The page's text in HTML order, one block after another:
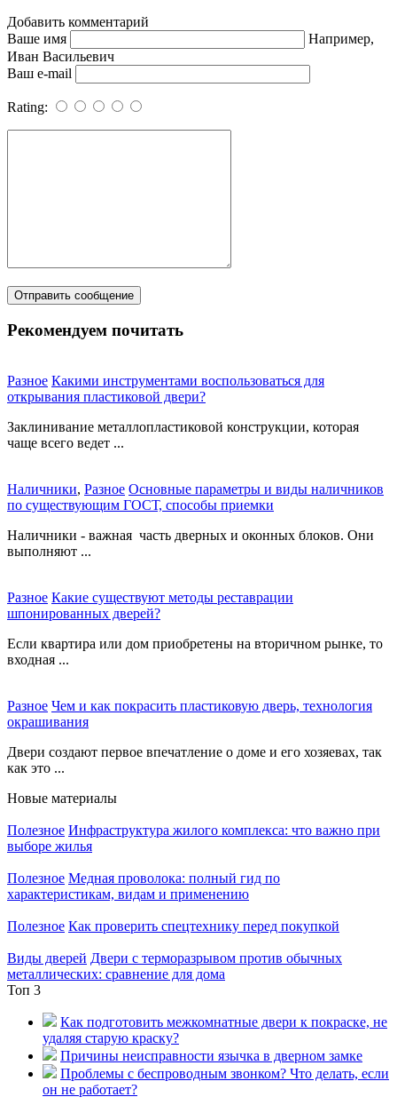
Добавить комментарий
Ваше имя
Например,
Иван Васильевич
Ваш e-mail
Rating:
Рекомендуем почитать
Разное Какими инструментами воспользоваться для
открывания пластиковой двери?
Заклинивание металлопластиковой конструкции, которая
чаще всего ведет ...
Наличники, Разное Основные параметры и виды наличников
по существующим ГОСТ, способы приемки
Наличники - важная часть дверных и оконных блоков. Они
выполняют ...
Разное Какие существуют методы реставрации
шпонированных дверей?
Если квартира или дом приобретены на вторичном рынке, то
входная ...
Разное Чем и как покрасить пластиковую дверь, технология
окрашивания
Двери создают первое впечатление о доме и его хозяевах, так
как это ...
Новые материалы
Полезное Инфраструктура жилого комплекса: что важно при
выборе жилья
Полезное Медная проволока: полный гид по
характеристикам, видам и применению
Полезное Как проверить спецтехнику перед покупкой
Виды дверей Двери с терморазрывом против обычных
металлических: сравнение для дома
Топ 3
Как подготовить межкомнатные двери к покраске, не
удаляя старую краску?
Причины неисправности язычка в дверном замке
Проблемы с беспроводным звонком? Что делать, если
он не работает?